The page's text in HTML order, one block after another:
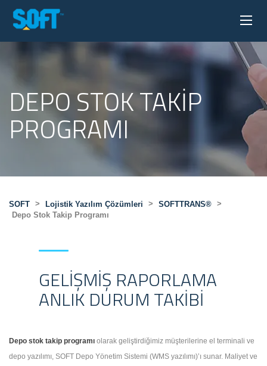
DEPO STOK TAKIP
PROGRAMI
SOFT > Lojistik Yazılım Çözümleri > SOFTTRANS® >
Depo Stok Takip Programı
GELIŞMIŞ RAPORLAMA
ANLIK DURUM TAKIBI
Depo stok takip programı olarak geliştirdiğimiz müşterilerine el terminali ve
depo yazılımı, SOFT Depo Yönetim Sistemi (WMS yazılımı)’ı sunar. Maliyet ve